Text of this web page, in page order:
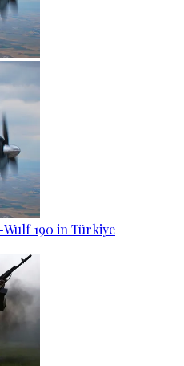
190 in Türkiye